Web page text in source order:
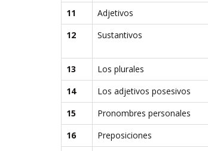
11
Adjetivos
12
Sustantivos
13 Los plurales
14
Los adjetivos posesivos
15
Pronombres personales
16
Preposiciones